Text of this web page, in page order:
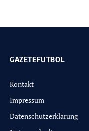
GAZETEFUTBOL
Kontakt
Impressum
Datenschutzerklärung